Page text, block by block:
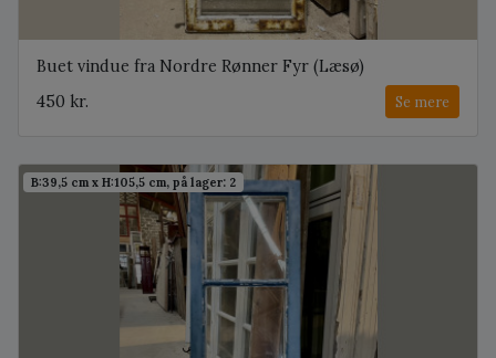
Buet vindue fra Nordre Rønner Fyr (Læsø)
450 kr.
Se mere
B:39,5 cm x H:105,5 cm, på lager: 2